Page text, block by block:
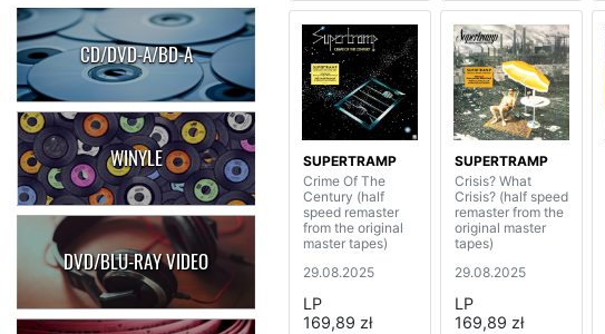
CD/DVD-A/BD-A
WINYLE
DVD/BLU-RAY VIDEO
SUPERTRAMP
Crime Of The
Century (half
speed remaster
from the original
master tapes)
29.08.2025
LP
169,89 zł
SUPERTRAMP
Crisis? What
Crisis? (half speed
remaster from the
original master
tapes)
29.08.2025
LP
169,89 zł